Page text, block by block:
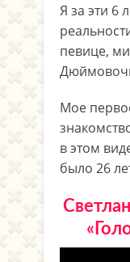
Я за эти 6
певице,
Мое
в этом
было 26